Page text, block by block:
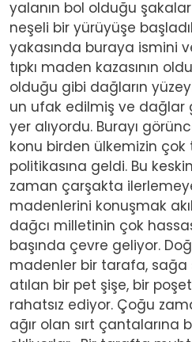
yalanın bol olduğu
neşeli bir yürüyüşe
yakasında buraya ismini
tıpkı maden kazasının
olduğu gibi dağların
un ufak edilmiş ve dağlar
yer alıyordu. Burayı
konu birden ülkemizin çok
politikasına geldi. Bu
zaman çarşakta
madenlerini konuşmak
dağcı milletinin çok
başında çevre geliyor.
madenler bir tarafa, sağa
atılan bir pet şişe, bir
rahatsız ediyor. Çoğu
ağır olan sırt çantalarına